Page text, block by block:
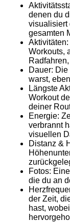
denen du
visualisiert
gesamten
Aktivitäten:
Workouts,
Dauer: Die
warst,
Längste
Workout
deiner
Energie:
verbrannt
visuellen
Distanz &
Fotos:
die du an
der Zeit,
hast,